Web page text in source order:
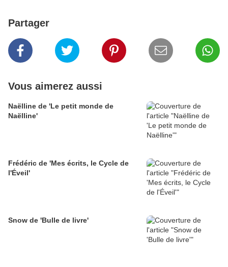
Partager
Vous aimerez aussi
Naëlline de 'Le petit monde de
Naëlline'
Frédéric de 'Mes écrits, le Cycle de
l'Éveil'
Snow de 'Bulle de livre'